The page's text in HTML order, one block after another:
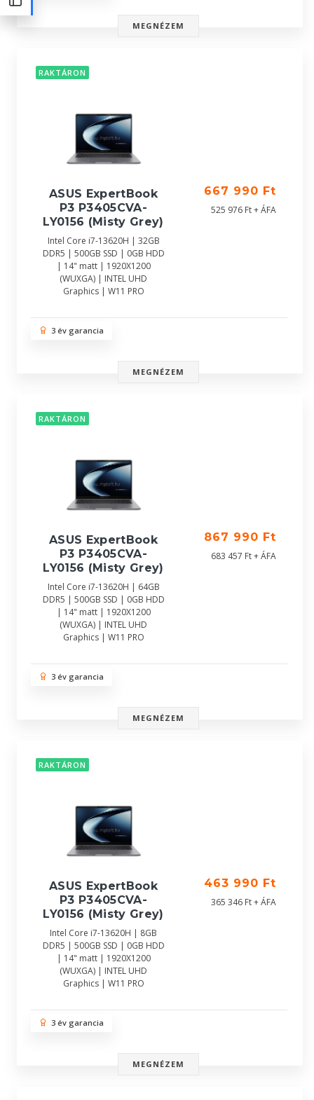
MEGNÉZEM
RAKTÁRON
ASUS ExpertBook
P3 P3405CVA-
LY0156 (Misty Grey)
Intel Core i7-13620H | 32GB
DDR5 | 500GB SSD | 0GB HDD
| 14" matt | 1920X1200
(WUXGA) | INTEL UHD
Graphics | W11 PRO
667 990 Ft
525 976 Ft + ÁFA
3 év garancia
MEGNÉZEM
RAKTÁRON
ASUS ExpertBook
P3 P3405CVA-
LY0156 (Misty Grey)
Intel Core i7-13620H | 64GB
DDR5 | 500GB SSD | 0GB HDD
| 14" matt | 1920X1200
(WUXGA) | INTEL UHD
Graphics | W11 PRO
867 990 Ft
683 457 Ft + ÁFA
3 év garancia
MEGNÉZEM
RAKTÁRON
ASUS ExpertBook
P3 P3405CVA-
LY0156 (Misty Grey)
Intel Core i7-13620H | 8GB
DDR5 | 500GB SSD | 0GB HDD
| 14" matt | 1920X1200
(WUXGA) | INTEL UHD
Graphics | W11 PRO
463 990 Ft
365 346 Ft + ÁFA
3 év garancia
MEGNÉZEM